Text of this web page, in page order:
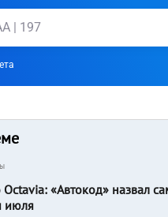
Octavia: «Автокод» назвал
июля